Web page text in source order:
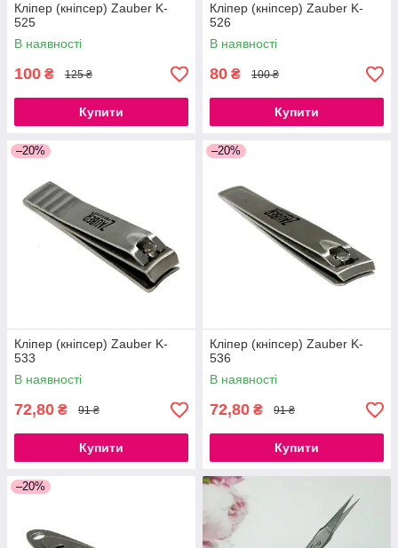
Кліпер (кніпсер) Zauber K-
525
В наявності
100 ₴ 125 ₴
Купити
Кліпер (кніпсер) Zauber K-
526
В наявності
80 ₴ 100 ₴
Купити
–20%
Кліпер (кніпсер) Zauber K-
533
В наявності
72,80 ₴ 91 ₴
Купити
–20%
Кліпер (кніпсер) Zauber K-
536
В наявності
72,80 ₴ 91 ₴
Купити
–20%